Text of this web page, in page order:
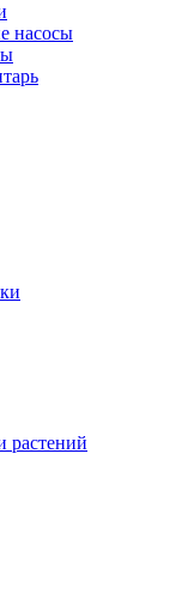
насосы
растений